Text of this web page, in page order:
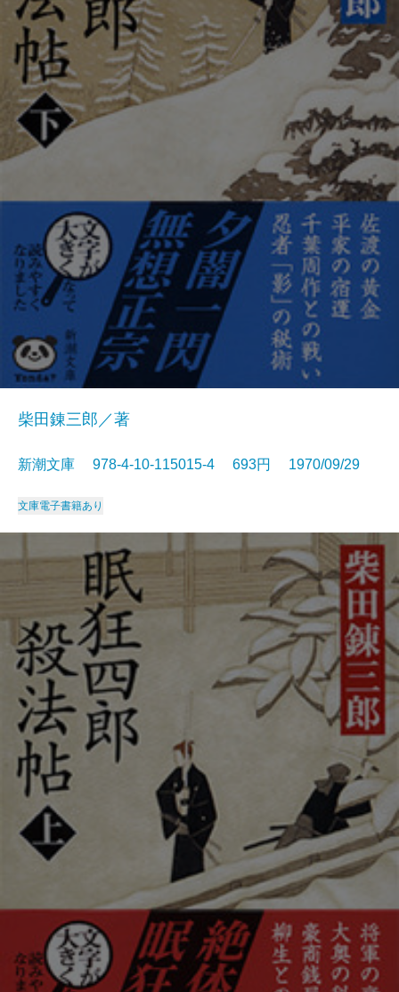
柴田錬三郎／著
新潮文庫 978-4-10-115015-4 693円 1970/09/29
文庫電子書籍あり